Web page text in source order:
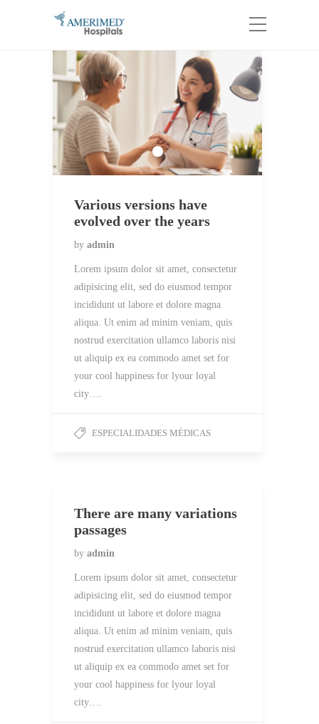
Various versions have
evolved over the years
by admin
Lorem ipsum dolor sit amet, consectetur
adipisicing elit, sed do eiusmod tempor
incididunt ut labore et dolore magna
aliqua. Ut enim ad minim veniam, quis
nostrud exercitation ullamco laboris nisi
ut aliquip ex ea commodo amet set for
your cool happiness for lyour loyal
city….
ESPECIALIDADES MÉDICAS
There are many variations
passages
by admin
Lorem ipsum dolor sit amet, consectetur
adipisicing elit, sed do eiusmod tempor
incididunt ut labore et dolore magna
aliqua. Ut enim ad minim veniam, quis
nostrud exercitation ullamco laboris nisi
ut aliquip ex ea commodo amet set for
your cool happiness for lyour loyal
city….